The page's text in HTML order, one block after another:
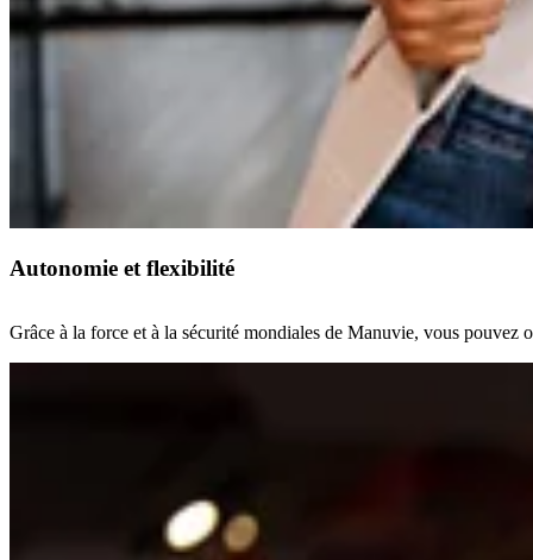
Autonomie et flexibilité
Grâce à la force et à la sécurité mondiales de Manuvie, vous pouvez